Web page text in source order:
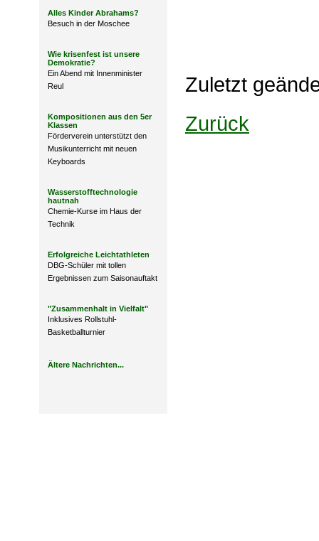
Alles Kinder Abrahams?
Besuch in der Moschee
Wie krisenfest ist unsere
Demokratie?
Ein Abend mit Innenminister
Reul
Kompositionen aus den 5er
Klassen
Förderverein unterstützt den
Musikunterricht mit neuen
Keyboards
Wasserstofftechnologie
hautnah
Chemie-Kurse im Haus der
Technik
Erfolgreiche Leichtathleten
DBG-Schüler mit tollen
Ergebnissen zum Saisonauftakt
"Zusammenhalt in Vielfalt"
Inklusives Rollstuhl-
Basketballturnier
Ältere Nachrichten...
Zuletzt
Zurück